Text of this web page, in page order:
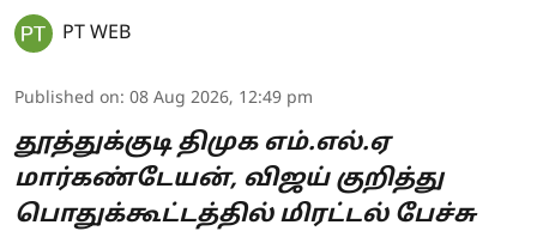
PT WEB
Published on: 08 Aug 2026, 12:49 pm
தூத்துக்குடி திமுக எம்.எல்.ஏ
மார்கண்டேயன், விஜய் குறித்து
பொதுக்கூட்டத்தில் மிரட்டல் பேச்சு